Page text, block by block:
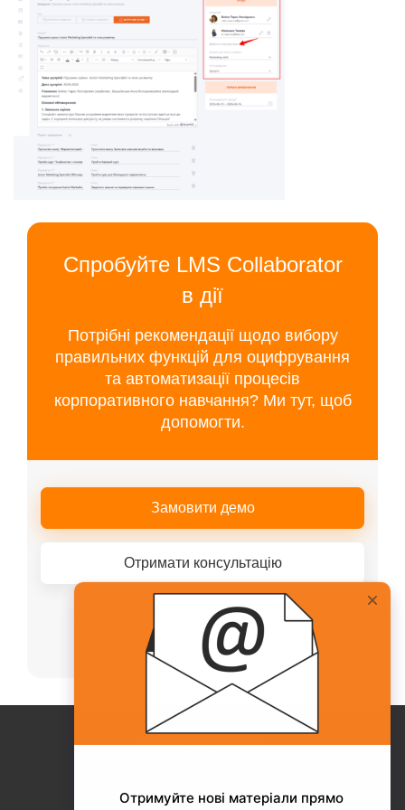
Спробуйте LMS Collaborator
в дії
Потрібні рекомендації щодо вибору
правильних функцій для оцифрування
та автоматизації процесів
корпоративного навчання? Ми тут, щоб
допомогти.
Замовити демо
Отримати консультацію
Або телефонуйте нашому менеджеру
+38(067)217-0440
Про Collaborator